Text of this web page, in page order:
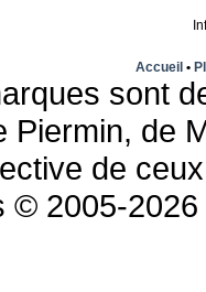
Accueil •
sont
Piermin, de
de
© 2005-